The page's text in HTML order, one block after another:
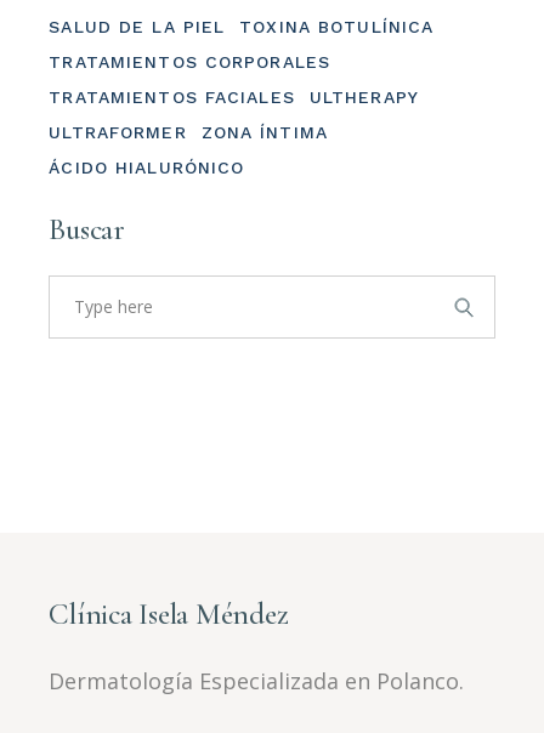
SALUD DE LA PIEL
TOXINA BOTULÍNICA
TRATAMIENTOS CORPORALES
TRATAMIENTOS FACIALES
ULTHERAPY
ULTRAFORMER
ZONA ÍNTIMA
ÁCIDO HIALURÓNICO
Buscar
Search
for:
Clínica Isela Méndez
Dermatología Especializada en Polanco.